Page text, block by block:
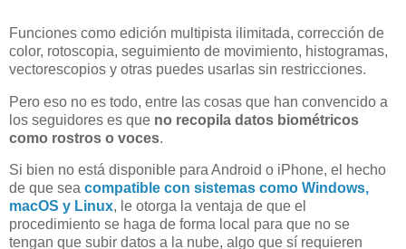
Funciones como edición multipista ilimitada, corrección de
color, rotoscopia, seguimiento de movimiento, histogramas,
vectorescopios y otras puedes usarlas sin restricciones.
Pero eso no es todo, entre las cosas que han convencido a
los seguidores es que no recopila datos biométricos
como rostros o voces.
Si bien no está disponible para Android o iPhone, el hecho
de que sea compatible con sistemas como Windows,
macOS y Linux, le otorga la ventaja de que el
procedimiento se haga de forma local para que no se
tengan que subir datos a la nube, algo que sí requieren